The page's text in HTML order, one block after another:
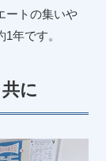
ートの集いや
年です。
に